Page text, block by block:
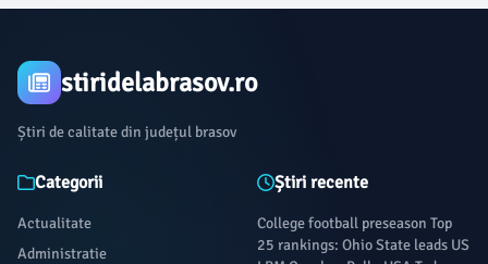
stiridelabrasov.ro
Știri de calitate din județul brasov
Categorii
Actualitate
Administratie
Știri recente
College football preseason Top
25 rankings: Ohio State leads US